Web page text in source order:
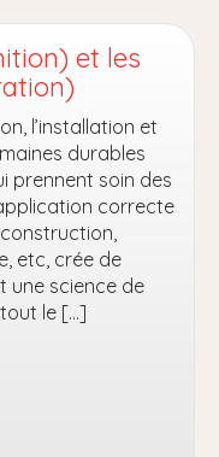
et les
l’installation et
durables
prennent soin des
correcte
etc, crée de
une science de
le […]